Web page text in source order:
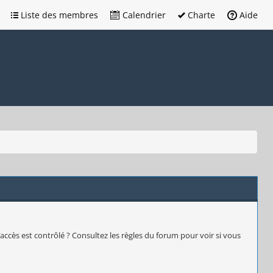
Liste des membres Calendrier Charte Aide
est contrôlé ? Consultez les règles du forum pour voir si vous